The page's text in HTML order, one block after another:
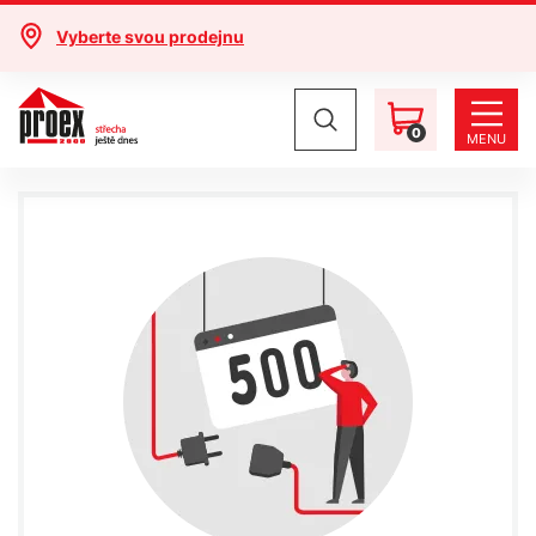
Vyberte svou prodejnu
0 MENU